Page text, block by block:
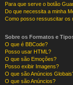
Para que serve o botão
Do que necessita a minha
Como posso ressuscitar os
Sobre os Formatos e
O que é BBCode?
Posso usar HTML?
O que são Emoções?
Posso exibir Imagens?
O que são Anúncios
O que são Anúncios?